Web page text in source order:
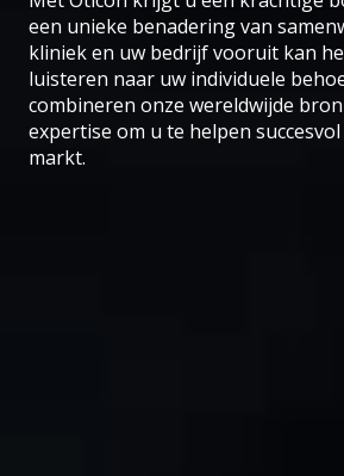
een unieke benadering van
kliniek en uw bedrijf vooruit kan
luisteren naar uw individuele
combineren onze wereldwijde
expertise om u te helpen
markt.